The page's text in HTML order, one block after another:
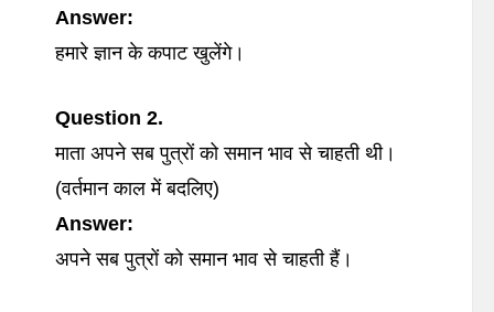
Answer:
हमारे ज्ञान के कपाट खुलेंगे।
Question 2.
माता अपने सब पुत्रों को समान भाव से चाहती थी।
(वर्तमान काल में बदलिए)
Answer:
अपने सब पुत्रों को समान भाव से चाहती हैं।